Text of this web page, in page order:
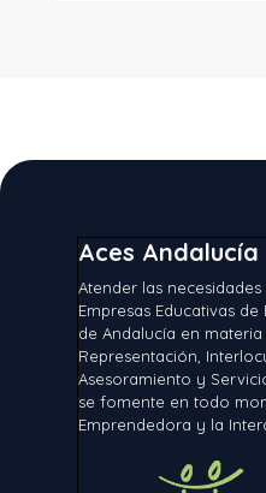
Aces Andalucía
Atender las
Empresas Educativas
de Andalucía en materia
Representación,
Asesoramiento y
se fomente en todo
Emprendedora y la